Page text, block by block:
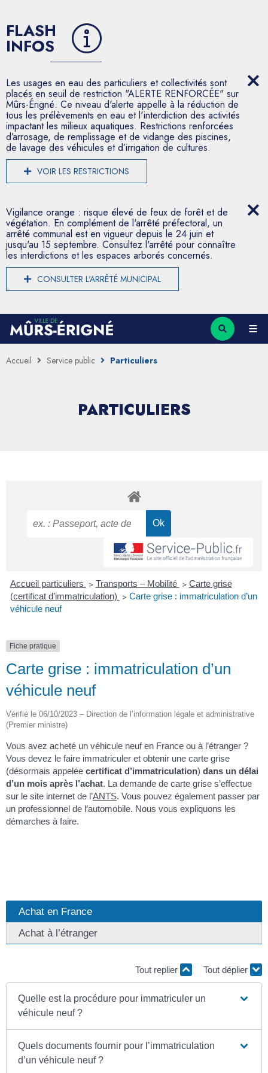
FLASH
INFOS
Les usages en eau des particuliers et collectivités sont
placés en seuil de restriction "ALERTE RENFORCÉE" sur
Mûrs-Érigné. Ce niveau d'alerte appelle à la réduction de
tous les prélèvements en eau et l'interdiction des activités
impactant les milieux aquatiques. Restrictions renforcées
d’arrosage, de remplissage et de vidange des piscines,
de lavage des véhicules et d’irrigation de cultures.
VOIR LES RESTRICTIONS
Vigilance orange : risque élevé de feux de forêt et de
végétation. En complément de l'arrêté préfectoral, un
arrêté communal est en vigueur depuis le 24 juin et
jusqu'au 15 septembre. Consultez l'arrêté pour connaître
les interdictions et les espaces arborés concernés.
CONSULTER L'ARRÊTÉ MUNICIPAL
Accueil Service public Particuliers
PARTICULIERS
Accueil particuliers > Transports – Mobilité > Carte grise
(certificat d’immatriculation) > Carte grise : immatriculation d’un
véhicule neuf
Fiche pratique
Carte grise : immatriculation d’un
véhicule neuf
Vérifié le 06/10/2023 – Direction de l’information légale et administrative
(Premier ministre)
Vous avez acheté un véhicule neuf en France ou à l’étranger ?
Vous devez le faire immatriculer et obtenir une carte grise
(désormais appelée certificat d’immatriculation) dans un délai
d’un mois après l’achat. La demande de carte grise s’effectue
sur le site internet de l’ANTS. Vous pouvez également passer par
un professionnel de l’automobile. Nous vous expliquons les
démarches à faire.
Achat en France
Achat à l’étranger
Tout replier Tout déplier
Quelle est la procédure pour immatriculer un
véhicule neuf ?
Quels documents fournir pour l’immatriculation
d’un véhicule neuf ?